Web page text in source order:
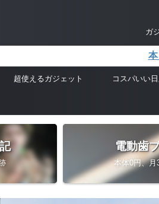
ガ
超使えるガジェット コスパいい
電動歯
本体0円、月